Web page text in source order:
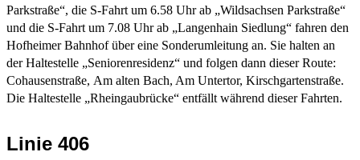
Parkstraße“, die S-Fahrt um 6.58 Uhr ab „Wildsachsen Parkstraße“
und die S-Fahrt um 7.08 Uhr ab „Langenhain Siedlung“ fahren den
Hofheimer Bahnhof über eine Sonderumleitung an. Sie halten an
der Haltestelle „Seniorenresidenz“ und folgen dann dieser Route:
Cohausenstraße, Am alten Bach, Am Untertor, Kirschgartenstraße.
Die Haltestelle „Rheingaubrücke“ entfällt während dieser Fahrten.
Linie 406